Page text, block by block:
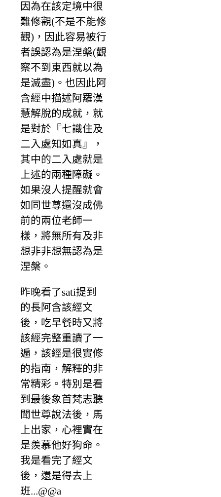
因為在該定境中很
難修觀(不是不能修
觀)，因此容易被行
者誤認為是涅槃(觀
察不到東西就以為
是滅盡)。也因此阿
含經中描述阿羅漢
慧解脫的成就，就
是對於『七識住及
二入處知如真』，
其中的二入處就是
上述的兩種障礙。
如果沒人提醒就會
如同世尊還沒成佛
前的兩位老師一
樣，將無所有及非
想非非想無認為是
涅槃。
昨晚看了sati提到
的長阿含該經文
後，吃早餐時又將
該經完整重讀了一
遍，該經是很實修
的指南，解釋的非
常精彩。特別是看
到最後象首梵志聽
聞世尊說法後，馬
上出家，心裡實在
是羨慕他好狗命。
我是看完了經文
後，還是得去上
班...@@a